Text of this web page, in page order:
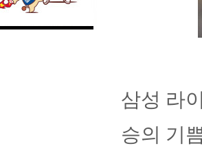
삼성 라
승의 기